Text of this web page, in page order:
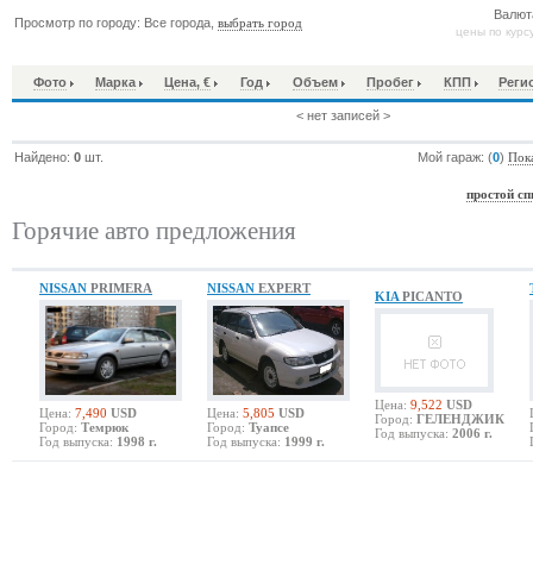
Просмотр по городу: Все города,выбрать город
цены по
Фото Марка Цена, € Год Объем Пробег КПП
< нет записей >
Найдено:0 шт. Мой гараж: (0)
простой
Горячие авто предложения
NISSAN PRIMERA
Цена: 7,490 USD
Город: Темрюк
Год выпуска: 1998 г.
NISSAN EXPERT
Цена: 5,805 USD
Город: Туапсе
Год выпуска: 1999 г.
KIA PICANTO
Цена: 9,522 USD
Город: ГЕЛЕНДЖИК
Год выпуска: 2006 г.